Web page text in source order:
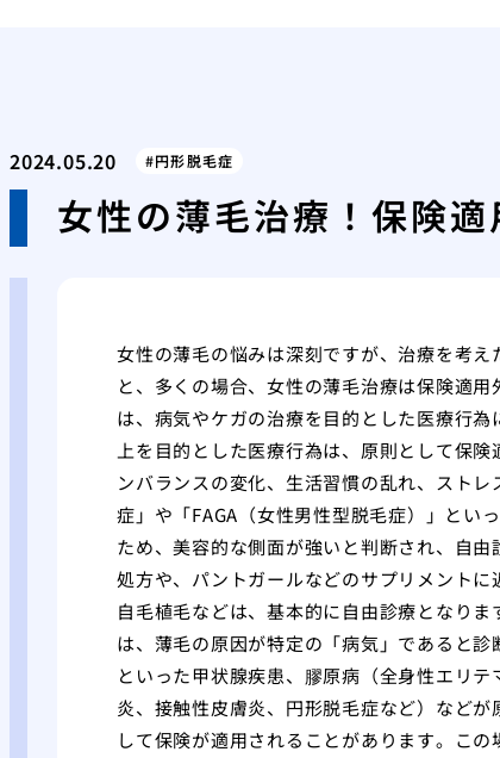
2024.05.20 円形脱毛症
女性の薄毛治療！保険
女性の薄毛の悩みは深刻ですが、治療を考
と、多くの場合、女性の薄毛治療は保険適
は、病気やケガの治療を目的とした医療行
上を目的とした医療行為は、原則として保
ンバランスの変化、生活習慣の乱れ、スト
症」や「FAGA（女性男性型脱毛症）」とい
ため、美容的な側面が強いと判断され、自
処方や、パントガールなどのサプリメントに
自毛植毛などは、基本的に自由診療となり
は、薄毛の原因が特定の「病気」であると
といった甲状腺疾患、膠原病（全身性エリ
炎、接触性皮膚炎、円形脱毛症など）など
して保険が適用されることがあります。こ